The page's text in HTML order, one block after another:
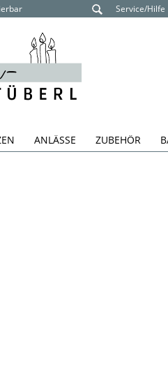
Service/Hilfe
ANLÄSSE ZUBEHÖR